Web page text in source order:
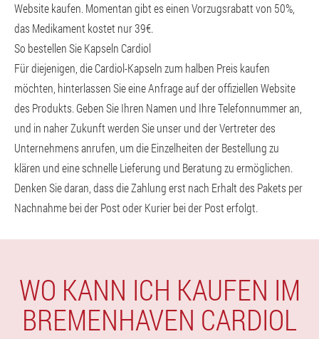
Website kaufen. Momentan gibt es einen Vorzugsrabatt von 50%,
das Medikament kostet nur 39€.
So bestellen Sie Kapseln Cardiol
Für diejenigen, die Cardiol-Kapseln zum halben Preis kaufen
möchten, hinterlassen Sie eine Anfrage auf der offiziellen Website
des Produkts. Geben Sie Ihren Namen und Ihre Telefonnummer an,
und in naher Zukunft werden Sie unser und der Vertreter des
Unternehmens anrufen, um die Einzelheiten der Bestellung zu
klären und eine schnelle Lieferung und Beratung zu ermöglichen.
Denken Sie daran, dass die Zahlung erst nach Erhalt des Pakets per
Nachnahme bei der Post oder Kurier bei der Post erfolgt.
WO KANN ICH KAUFEN IM
BREMENHAVEN CARDIOL